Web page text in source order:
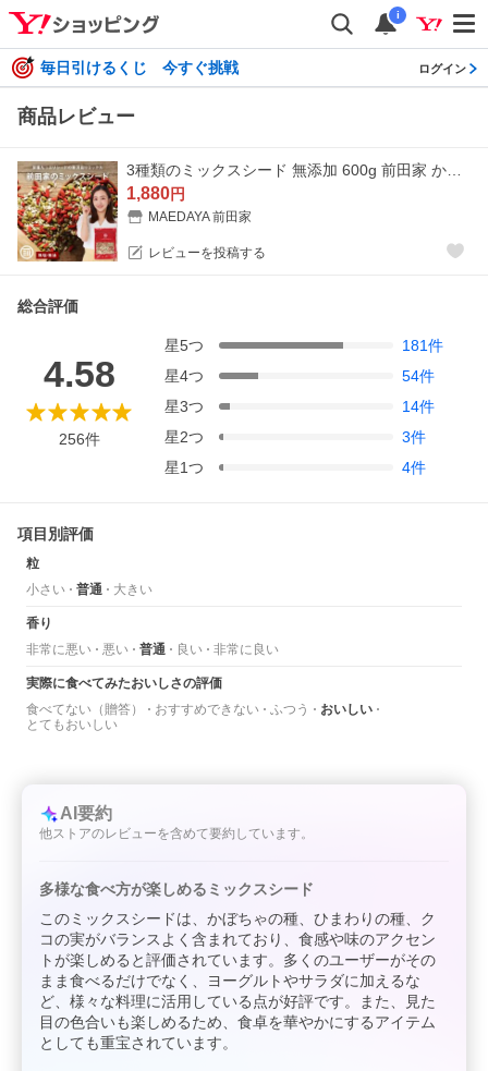
i
毎日引けるくじ 今すぐ挑戦 ログイン
商品レビュー
1,880円
MAEDAYA 前田家
レビューを投稿する
総合評価
4.58
256件
星5つ 181件
星4つ 54件
星3つ 14件
星2つ 3件
星1つ 4件
項目別評価
粒
小さい
普通 大きい
香り
非常に悪い
悪い 普通 良い 非常に良い
実際に食べてみたおいしさの評価
食べてない（贈答）
おすすめできない ふつう
おいしい
とてもおいしい
AI要約
他ストアのレビューを含めて要約しています。
多様な食べ方が楽しめるミックスシード
このミックスシードは、かぼちゃの種、ひまわりの種、ク
コの実がバランスよく含まれており、食感や味のアクセン
トが楽しめると評価されています。多くのユーザーがその
まま食べるだけでなく、ヨーグルトやサラダに加えるな
ど、様々な料理に活用している点が好評です。また、見た
目の色合いも楽しめるため、食卓を華やかにするアイテム
としても重宝されています。